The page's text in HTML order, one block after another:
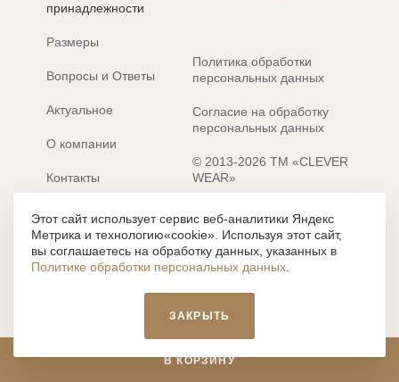
В КОРЗИНУ
принадлежности
Размеры
Вопросы и Ответы
Актуальное
О компании
Контакты
Электронные каталоги
Политика обработки
персональных данных
Согласие на обработку
персональных данных
© 2013-2026 ТМ «CLEVER
WEAR»
Разработка сайта: MACHAON
Все содержание, представленное или отраженное на сайте
https://clever-style.ru, включая, но не ограничиваясь, текстом,
графикой, фотографиями, иллюстрациями и т.д., являются
объектами авторского права, использование которых, без
письменного разрешения администрации и без активной
влечет наложение ответственности с действующим
законодательством РФ.
Этот сайт использует сервис веб-аналитики Яндекс
Метрика и технологию«cookie». Используя этот сайт,
вы соглашаетесь на обработку данных, указанных в
Политике обработки персональных данных
ЗАКРЫТЬ